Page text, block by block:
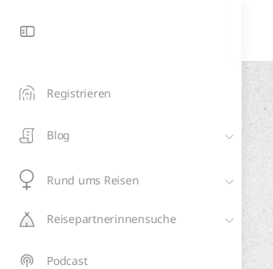
Registrieren
Blog
Rund ums Reisen
Reisepartnerinnensuche
Podcast